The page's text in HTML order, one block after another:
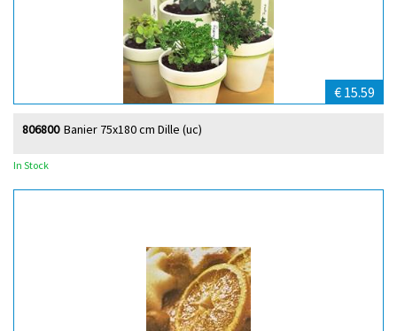
€ 15.59
Banier 75x180 cm Dille (uc)
806800
In Stock